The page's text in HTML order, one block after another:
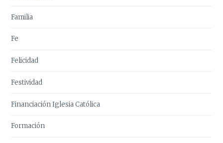
Familia
Fe
Felicidad
Festividad
Financiación Iglesia Católica
Formación